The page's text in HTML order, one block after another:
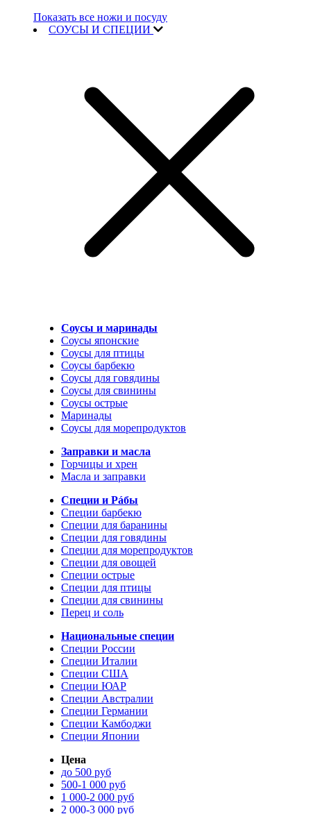
Показать все ножи и посуду
СОУСЫ И СПЕЦИИ
Соусы и маринады
Соусы японские
Соусы для птицы
Соусы барбекю
Соусы для говядины
Соусы для свинины
Соусы острые
Маринады
Соусы для морепродуктов
Заправки и масла
Горчицы и хрен
Масла и заправки
Специи и Рáбы
Специи барбекю
Специи для баранины
Специи для говядины
Специи для морепродуктов
Специи для овощей
Специи острые
Специи для птицы
Специи для свинины
Перец и соль
Национальные специи
Специи России
Специи Италии
Специи США
Специи ЮАР
Специи Австралии
Специи Германии
Специи Камбоджи
Специи Японии
Цена
до 500 руб
500-1 000 руб
1 000-2 000 руб
2 000-3 000 руб